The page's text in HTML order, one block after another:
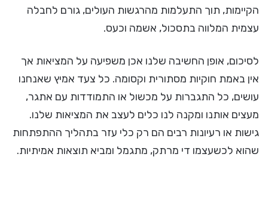
הקיימות, תוך התעלמות מהרגשות העולים, גורם לחבלה
עצמית המלווה בתסכול, אשמה וכעס.
לסיכום, אופן החשיבה שלנו אכן משפיעה על המציאות אך
אין באמת חוקיות מסתורית וקסומה. כל צעד אמיץ שאנחנו
עושים, כל התגברות על מכשול או התמודדות עם אתגר,
מעצים אותנו ומקנה לנו כלים לעצב את המציאות שלנו.
גישות או רעיונות רבים הם רק כלי עזר בתהליך ההתפתחות
שהוא לכשעצמו די מרתק, מתגמל ומביא תוצאות אמיתיות.